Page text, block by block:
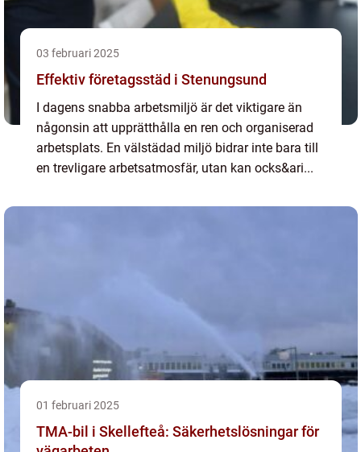
03 februari 2025
Effektiv företagsstäd i Stenungsund
I dagens snabba arbetsmiljö är det viktigare än
någonsin att upprätthålla en ren och organiserad
arbetsplats. En välstädad miljö bidrar inte bara till
en trevligare arbetsatmosfär, utan kan ocks&ari...
01 februari 2025
TMA-bil i Skellefteå: Säkerhetslösningar för